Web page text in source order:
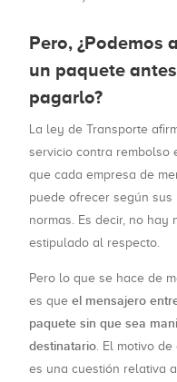
Pero, ¿Podemos
un paquete
pagarlo?
La ley de Transporte
servicio contra rembolso
que cada empresa de
puede ofrecer según sus
normas. Es decir, no hay
estipulado al respecto.
Pero lo que se hace de
es que el mensajero
paquete sin que sea
destinatario. El motivo
es una cuestión relativa